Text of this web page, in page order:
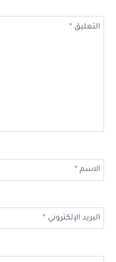
التعليق*
الاسم *
البريد الإلكتروني*